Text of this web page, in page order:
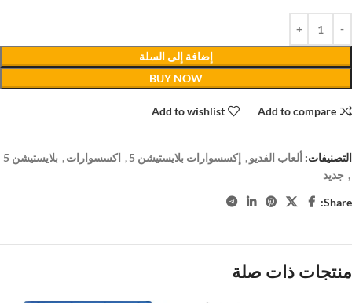
إضافة إلى السلة
BUY NOW
Add to compare
Add to wishlist
التصنيفات: ألعاب الفديو, إكسسوارات بلايستيشن 5 , اكسسوارات, بلايستيشن 5
, جديد
Share:
منتجات ذات صلة